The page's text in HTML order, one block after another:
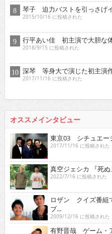
琴子 迫力バストを引っさげ
2015/10/16 に投稿された
行平あい佳 初主演で大胆な
2018/9/15 に投稿された
深琴 等身大で演じた初主演
2017/11/16 に投稿された
オススメインタビュー
東京03 シチュエー
2017/11/16 に投稿された
真空ジェシカ 『死
2022/7/16 に投稿された
ロザン クイズ番組
ブ...
2009/12/16 に投稿された
有野晋哉 ゲーム・